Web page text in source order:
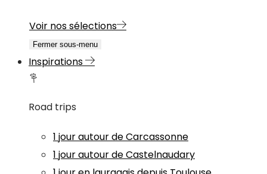
Voir nos sélections
Fermer sous-menu
Inspirations
Road trips
1 jour autour de Carcassonne
1 jour autour de Castelnaudary